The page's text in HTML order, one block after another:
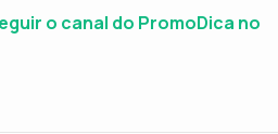
o canal do PromoDica no